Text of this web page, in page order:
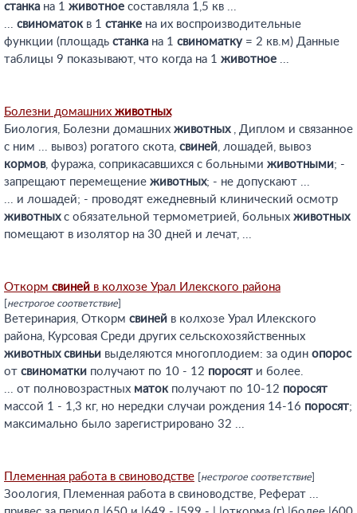
станка на 1 животное составляла 1,5 кв ...
... свиноматокв 1 станке на их воспроизводительные
функции (площадь станка на 1 свиноматку= 2 кв.м) Данные
таблицы 9 показывают, что когда на 1 животное ...
Болезни домашних животных
Биология, Болезни домашних животных, Диплом и связанное
с ним ... вывоз) рогатого скота, свиней, лошадей, вывоз
кормов, фуража, соприкасавшихся с больными животными; -
запрещают перемещение животных; - не допускают ...
... и лошадей; - проводят ежедневный клинический осмотр
животныхс обязательной термометрией, больных животных
помещают в изолятор на 30 дней и лечат, ...
Откорм свиней в колхозе Урал Илекского района
нестрогое соответствие
Ветеринария, Откорм свиней в колхозе Урал Илекского
района, Курсовая Среди других сельскохозяйственных
животных свиньи выделяются многоплодием: за один опорос
от свиноматки получают по 10 - 12 поросят и более.
... от полновозрастных матокполучают по 10-12 поросят
массой 1 - 1,3 кг, но нередки случаи рождения 14-16 поросят;
максимально было зарегистрировано 32 ...
Племенная работа в свиноводстве нестрогое соответствие
Зоология, Племенная работа в свиноводстве, Реферат ...